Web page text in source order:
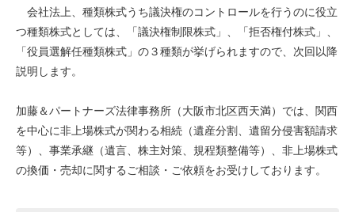
会社法上、種類株式うち議決権のコントロールを行うのに役立
つ種類株式としては、「議決権制限株式」、「拒否権付株式」、
「役員選解任種類株式」の３種類が挙げられますので、次回以降
説明します。
加藤＆パートナーズ法律事務所（大阪市北区西天満）では、関西
を中心に非上場株式が関わる相続（遺産分割、遺留分侵害額請求
等）、事業承継（遺言、株主対策、規程類整備等）、非上場株式
の換価・売却に関するご相談・ご依頼をお受けしております。